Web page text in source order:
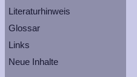
Literaturhinweis
Glossar
Links
Neue Inhalte